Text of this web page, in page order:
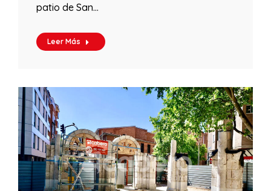
patio de San…
Leer Más